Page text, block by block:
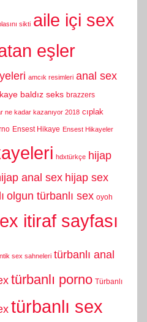
sikti aile içi sex
eşler
amcık resimleri anal sex
baldız seks brazzers
ne kadar kazanıyor 2018 cıplak
Ensest Hikaye Ensest Hikayeler
hdxtürkçe hijap
anal sex hijap sex
olgun türbanlı sex oyoh
itiraf sayfası
sex sahneleri türbanlı anal
türbanlı porno Türbanlı
türbanlı sex